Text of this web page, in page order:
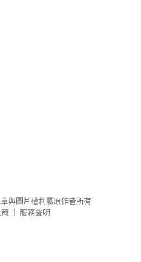
與圖片權利屬原作者所有
服務聲明